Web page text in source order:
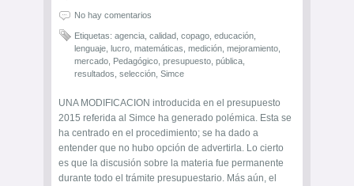
No hay comentarios
Etiquetas: agencia calidad copago educación
lenguaje lucro matemáticas medición mejoramiento
mercado Pedagógico presupuesto pública
resultados selección Simce
UNA MODIFICACION introducida en el presupuesto
2015 referida al Simce ha generado polémica. Esta se
ha centrado en el procedimiento; se ha dado a
entender que no hubo opción de advertirla. Lo cierto
es que la discusión sobre la materia fue permanente
durante todo el trámite presupuestario. Más aún, el